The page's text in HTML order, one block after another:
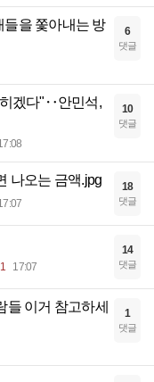
들을 쫓아내는 방
6
댓글
겠다"‥안민석,
10
댓글
나오는 금액.jpg 18
댓글
17:07
14
댓글
들 이거 참고하세
1
댓글